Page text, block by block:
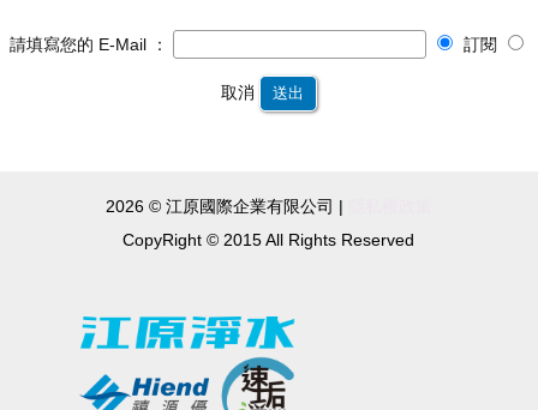
請填寫您的 E-Mail ： 訂閱
取消 送出
2026 © 江原國際企業有限公司 |
CopyRight © 2015 All Rights Reserved